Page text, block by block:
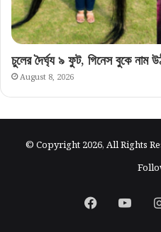
চুলের দৈর্ঘ্য ৯ ফুট, গিনেস বুকে নাম
August 8, 2026
© Copyright 2026, All Rights
Facebook